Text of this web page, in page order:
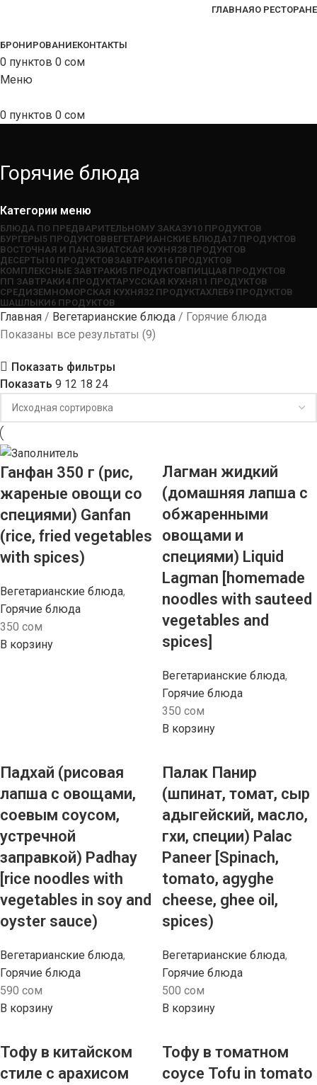
ГЛАВНАЯО РЕСТОРАНЕ
БРОНИРОВАНИЕКОНТАКТЫ
0 пунктов 0 сом
Меню
0 пунктов 0 сом
Горячие блюда
Категории меню
БЛЮДА ПО ПРЕДВАРИТЕЛЬНОМУ ЗАКАЗУ10 ПРОДУКТОВ
БУРГЕРЫ5 ПРОДУКТОВВЕГЕТАРИАНСКИЕ БЛЮДА17 ПРОДУКТОВ
ВОСТОЧНАЯ И ПАНАЗИАТСКАЯ КУХНЯ28 ПРОДУКТОВ
ДЕСЕРТЫ10 ПРОДУКТОВЗАВТРАКИ16 ПРОДУКТОВ
КОМПЛЕКСНЫЕ ЗАВТРАКИ5 ПРОДУКТОВПИЦЦА8 ПРОДУКТОВ
ПП ЗАВТРАКИ4 ПРОДУКТАРУССКАЯ КУХНЯ11 ПРОДУКТОВ
СРЕДИЗЕМНОМОРСКАЯ КУХНЯ32 ПРОДУКТАХЛЕБ9 ПРОДУКТОВ
ШАШЛЫКИ6 ПРОДУКТОВ
Главная Вегетарианские блюда
Горячие блюда
Показаны все результаты (9)
Показать фильтры
Показать 9 12 18 24
Ганфан 350 г (рис,
жареные овощи со
специями) Ganfan
(rice, fried vegetables
with spices)
Вегетарианские блюда,
Горячие блюда
350 сом
В корзину
Лагман жидкий
(домашняя лапша с
обжаренными
овощами и
специями) Liquid
Lagman [homemade
noodles with sauteed
vegetables and
spices]
Вегетарианские блюда,
Горячие блюда
350 сом
В корзину
Падхай (рисовая
лапша с овощами,
соевым соусом,
устречной
заправкой) Padhay
[rice noodles with
vegetables in soy and
oyster sauсе)
Вегетарианские блюда,
Горячие блюда
590 сом
В корзину
Палак Панир
(шпинат, томат, сыр
адыгейский, масло,
гхи, специи) Palac
Paneer [Spinach,
tomato, agyghe
cheese, ghee oil,
spices)
Вегетарианские блюда,
Горячие блюда
500 сом
В корзину
Тофу в китайском
стиле с арахисом
Тофу в томатном
соусе Tofu in tomato